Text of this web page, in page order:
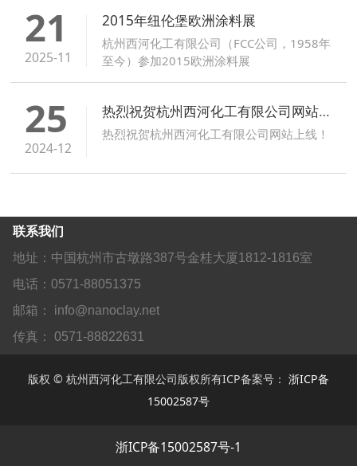
21
2025-11
2015年纽伦堡欧洲涂料展
杭州西河化工有限公司（FCC公司，1958年
至今）参加2015欧洲涂料展
25
2024-12
热烈祝贺杭州西河化工有限公司网站上线！
热烈祝贺杭州西河化工有限公司网站上线！
联系我们
地址：中国杭州市古墩路387号金桂大厦1812-1816室
电话：0571-88051375
邮箱： info@nanoclay.net
传真： 0571-88822631
版权 © 杭州西河化工有限公司版权所有ICP备案号： 浙ICP备
15002587号
浙ICP备15002587号-1